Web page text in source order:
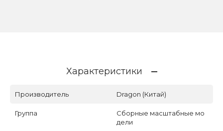
Характеристики
Производитель Dragon (Китай)
Группа
Сборные масштабные мо
дели